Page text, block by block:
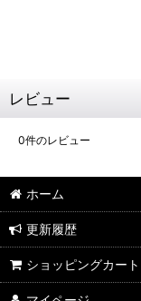
レビュー
0件のレビュー
ホーム
更新履歴
ショッピングカート